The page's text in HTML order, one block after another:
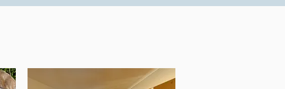
の鳴門の土地、事業に活用し